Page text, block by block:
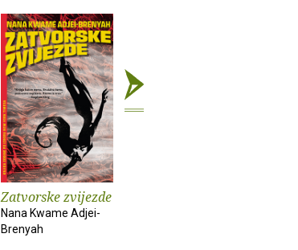
Zatvorske zvijezde
Nana Kwame Adjei-
Brenyah